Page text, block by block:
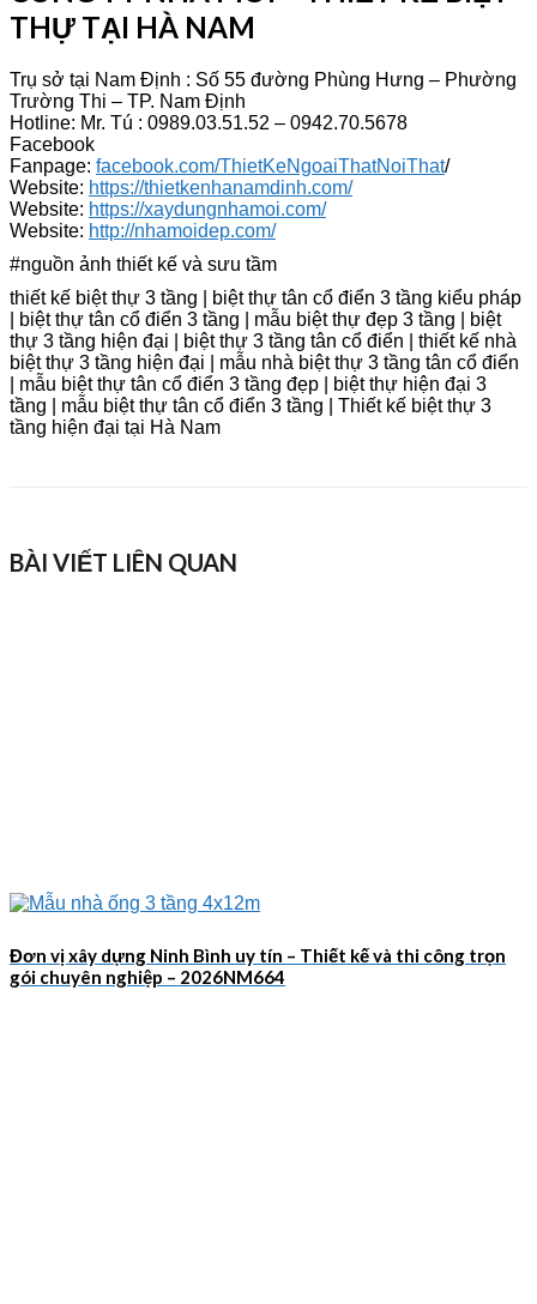
THỰ TẠI HÀ NAM
Trụ sở tại Nam Định : Số 55 đường Phùng Hưng – Phường
Trường Thi – TP. Nam Định
Hotline: Mr. Tú : 0989.03.51.52 – 0942.70.5678
Facebook
Fanpage: facebook.com/ThietKeNgoaiThatNoiThat/
Website: https://thietkenhanamdinh.com/
Website: https://xaydungnhamoi.com/
Website: http://nhamoidep.com/
#nguồn ảnh thiết kế và sưu tầm
thiết kế biệt thự 3 tầng | biệt thự tân cổ điển 3 tầng kiểu pháp
| biệt thự tân cổ điển 3 tầng | mẫu biệt thự đẹp 3 tầng | biệt
thự 3 tầng hiện đại | biệt thự 3 tầng tân cổ điển | thiết kế nhà
biệt thự 3 tầng hiện đại | mẫu nhà biệt thự 3 tầng tân cổ điển
| mẫu biệt thự tân cổ điển 3 tầng đẹp | biệt thự hiện đại 3
tầng | mẫu biệt thự tân cổ điển 3 tầng | Thiết kế biệt thự 3
tầng hiện đại tại Hà Nam
BÀI VIẾT LIÊN QUAN
Đơn vị xây dựng Ninh Bình uy tín – Thiết kế và thi công trọn
gói chuyên nghiệp – 2026NM664